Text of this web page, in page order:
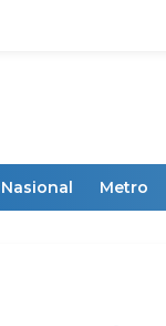
Nasional Metro